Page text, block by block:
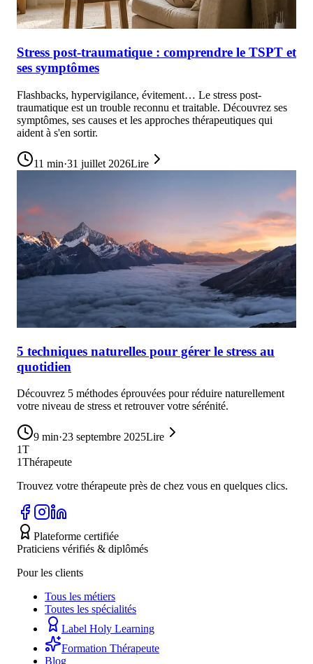
Stress post-traumatique : comprendre le TSPT et
ses symptômes
Flashbacks, hypervigilance, évitement… Le stress post-
traumatique est un trouble reconnu et traitable. Découvrez ses
symptômes, ses causes et les approches thérapeutiques qui
aident à s'en sortir.
11 min·31 juillet 2026Lire
5 techniques naturelles pour gérer le stress au
quotidien
Découvrez 5 méthodes éprouvées pour réduire naturellement
votre niveau de stress et retrouver votre sérénité.
9 min·23 septembre 2025Lire
1T
1Thérapeute
Trouvez votre thérapeute près de chez vous en quelques clics.
Plateforme certifiée
Praticiens vérifiés & diplômés
Pour les clients
Tous les métiers
Toutes les spécialités
Label Holy Learning
Formation Thérapeute
Blog